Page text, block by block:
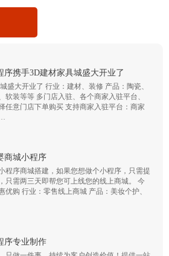
序携手3D建材家具城盛大开业了
盛大开业了 行业：建材、装修 产品：陶瓷、
软装等等 多门店入驻、各个商家入驻平台、
任意门店下单购买 支持商家入驻平台：商家
商城小程序
程序商城搭建，如果您想做个小程序，只需提
只需两三天即帮您可上线您的线上商城。 今
优购 行业：零售线上商城 产品：美妆个护、
序专业制作